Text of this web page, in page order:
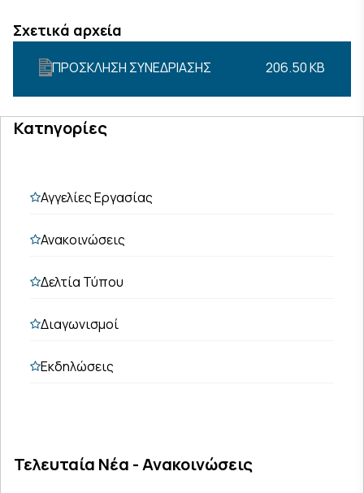
Σχετικά αρχεία
ΠΡΟΣΚΛΗΣΗ ΣΥΝΕΔΡΙΑΣΗΣ 206.50 KB
Κατηγορίες
Αγγελίες Εργασίας
Ανακοινώσεις
Δελτία Τύπου
Διαγωνισμοί
Εκδηλώσεις
Τελευταία Νέα - Ανακοινώσεις